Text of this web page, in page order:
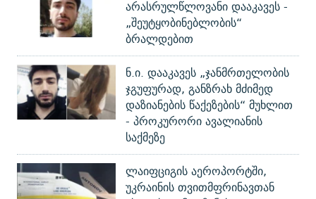
არასრულწლოვანი დააკავეს -
„შეუტყობინებლობის“
ბრალდებით
ნ.ი. დააკავეს „ჯანმრთელობის
ჯგუფურად, განზრახ მძიმედ
დაზიანების წაქეზების“ მუხლით
- პროკურორი ავალიანის
საქმეზე
ლაიფციგის აეროპორტში,
უკრაინის თვითმფრინავთან